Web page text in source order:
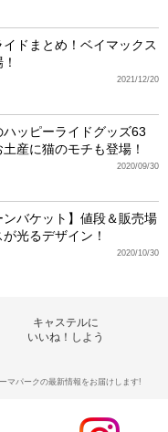
ドまとめ！ベイマックス
2021/12/20
ハッピーライドグッズ63
産に猫のモチも登場！
2020/09/30
ンバケット】値段＆販売場
光るデザイン！
2020/10/30
キャステルに
いいね！しよう
マパークの最新情報をお届けします!